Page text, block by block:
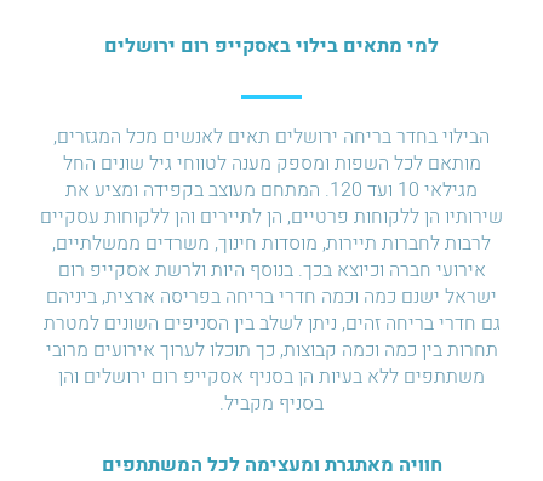
למי מתאים בילוי באסקייפ רום ירושלים
הבילוי בחדר בריחה ירושלים תאים לאנשים מכל המגזרים,
מותאם לכל השפות ומספק מענה לטווחי גיל שונים החל
מגילאי 10 ועד 120. המתחם מעוצב בקפידה ומציע את
שירותיו הן ללקוחות פרטיים, הן לתיירים והן ללקוחות עסקיים
לרבות לחברות תיירות, מוסדות חינוך, משרדים ממשלתיים,
אירועי חברה וכיוצא בכך. בנוסף היות ולרשת אסקייפ רום
ישראל ישנם כמה וכמה חדרי בריחה בפריסה ארצית, ביניהם
גם חדרי בריחה זהים, ניתן לשלב בין הסניפים השונים למטרת
תחרות בין כמה וכמה קבוצות, כך תוכלו לערוך אירועים מרובי
משתתפים ללא בעיות הן בסניף אסקייפ רום ירושלים והן
בסניף מקביל.
חוויה מאתגרת ומעצימה לכל המשתתפים